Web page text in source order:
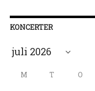
KONCERTER
M T O